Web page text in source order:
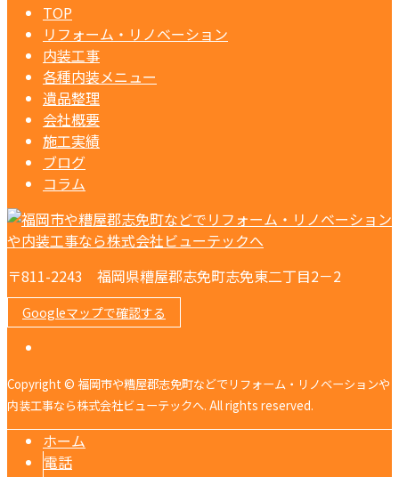
TOP
リフォーム・リノベーション
内装工事
各種内装メニュー
遺品整理
会社概要
施工実績
ブログ
コラム
〒811-2243 福岡県糟屋郡志免町志免東二丁目2－2
Googleマップで確認する
Copyright © 福岡市や糟屋郡志免町などでリフォーム・リノベーションや
内装工事なら株式会社ビューテックへ. All rights reserved.
ホーム
電話